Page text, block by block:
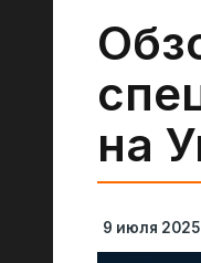
на
9 июля 2025